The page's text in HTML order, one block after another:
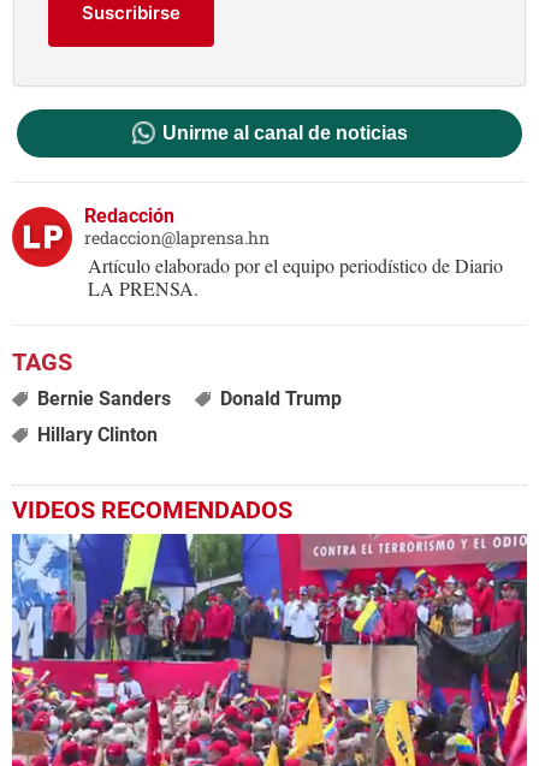
Suscribirse
Unirme al canal de noticias
Redacción
redaccion@laprensa.hn
Artículo elaborado por el equipo periodístico de Diario
LA PRENSA.
Bernie Sanders
Donald Trump
Hillary Clinton
VIDEOS RECOMENDADOS